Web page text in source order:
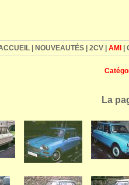
| NOUVEAUTÉS| 2CV| AMI
La